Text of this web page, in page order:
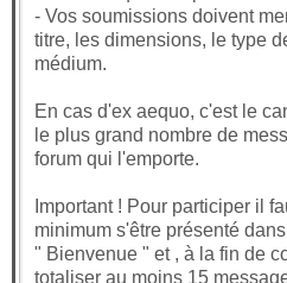
- Vos soumissions doivent
titre, les dimensions, le type
médium.
En cas d'ex aequo, c'est le
le plus grand nombre de
forum qui l'emporte.
Important ! Pour participer il
minimum s'être présenté
" Bienvenue " et , à la fin de
totaliser au moins 15